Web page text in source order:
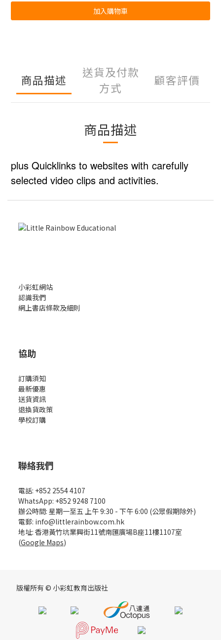
加入購物車
商品描述
送貨及付款
方式
顧客評價
商品描述
plus Quicklinks to websites with carefully
selected video clips and activities.
小彩虹網站
認識我們
網上書店條款及細則
協助
訂購須知
最新優惠
送貨資訊
退換貨政策
學校訂購
聯絡我們
電話: +852 2554 4107
WhatsApp: +852 9248 7100
辦公時間: 星期一至五 上午 9:30 - 下午 6:00 (公眾假期除外)
電郵: info@littlerainbow.com.hk
地址: 香港黃竹坑業興街11號南匯廣場B座11樓1107室
(Google Maps)
版權所有 © 小彩虹教育出版社